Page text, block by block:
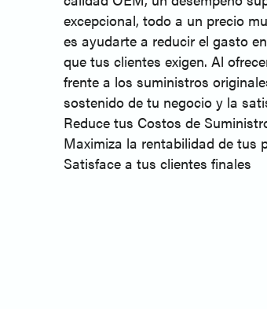
excepcional, todo a un precio
es ayudarte a reducir el gasto
que tus clientes exigen. Al
frente a los suministros
sostenido de tu negocio y la
Reduce tus Costos de
Maximiza la rentabilidad de tus
Satisface a tus clientes finales